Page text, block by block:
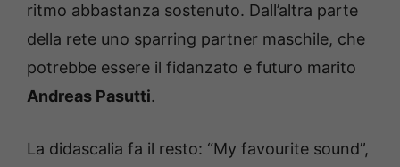
ritmo abbastanza sostenuto. Dall’altra parte
della rete uno sparring partner maschile, che
potrebbe essere il fidanzato e futuro marito
Andreas Pasutti.
La didascalia fa il resto: “My favourite sound”,